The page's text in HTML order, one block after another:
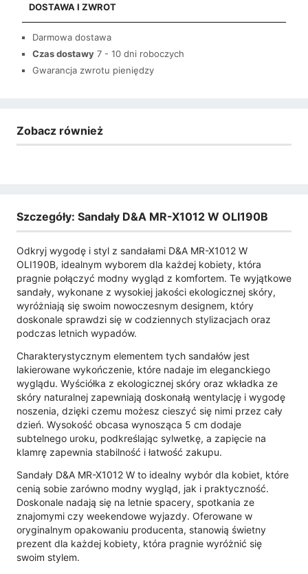
DOSTAWA I ZWROT
Darmowa dostawa
Czas dostawy 7 - 10 dni roboczych
Gwarancja zwrotu pieniędzy
Zobacz również
Szczegóły: Sandały D&A MR-X1012 W OLI190B
Odkryj wygodę i styl z sandałami D&A MR-X1012 W
OLI190B, idealnym wyborem dla każdej kobiety, która
pragnie połączyć modny wygląd z komfortem. Te wyjątkowe
sandały, wykonane z wysokiej jakości ekologicznej skóry,
wyróżniają się swoim nowoczesnym designem, który
doskonale sprawdzi się w codziennych stylizacjach oraz
podczas letnich wypadów.
Charakterystycznym elementem tych sandałów jest
lakierowane wykończenie, które nadaje im eleganckiego
wyglądu. Wyściółka z ekologicznej skóry oraz wkładka ze
skóry naturalnej zapewniają doskonałą wentylację i wygodę
noszenia, dzięki czemu możesz cieszyć się nimi przez cały
dzień. Wysokość obcasa wynosząca 5 cm dodaje
subtelnego uroku, podkreślając sylwetkę, a zapięcie na
klamrę zapewnia stabilność i łatwość zakupu.
Sandały D&A MR-X1012 W to idealny wybór dla kobiet, które
cenią sobie zarówno modny wygląd, jak i praktyczność.
Doskonale nadają się na letnie spacery, spotkania ze
znajomymi czy weekendowe wyjazdy. Oferowane w
oryginalnym opakowaniu producenta, stanowią świetny
prezent dla każdej kobiety, która pragnie wyróżnić się
swoim stylem.